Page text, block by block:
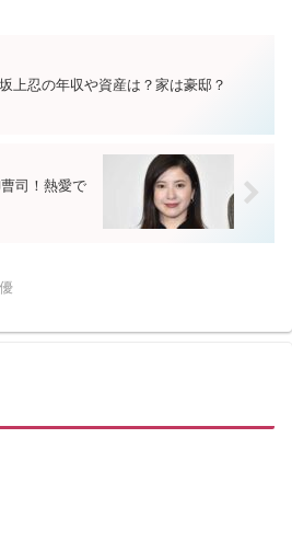
坂上忍の年収や資産は？家は豪邸？
司！熱愛で